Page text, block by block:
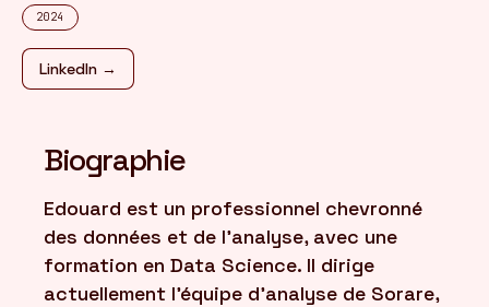
FR / EN
2024
LinkedIn →
Biographie
Edouard est un professionnel chevronné
des données et de l'analyse, avec une
formation en Data Science. Il dirige
actuellement l'équipe d'analyse de Sorare,